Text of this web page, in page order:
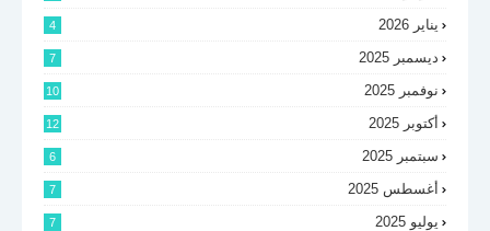
يناير 2026 4
ديسمبر 2025 7
نوفمبر 2025 10
أكتوبر 2025 12
سبتمبر 2025 6
أغسطس 2025 7
يوليو 2025 7